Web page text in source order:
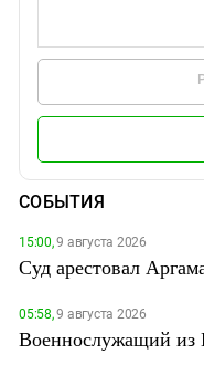
СОБЫТИЯ
15:00,9 августа 2026
Суд арестовал
05:58,9 августа 2026
Военнослужащий из